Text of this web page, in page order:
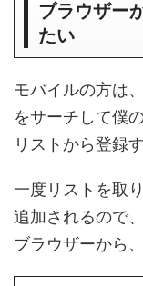
ブラウザー
たい
モバイルの方は、
をサーチして僕
リストから登録
一度リストを取
追加されるので
ブラウザーから